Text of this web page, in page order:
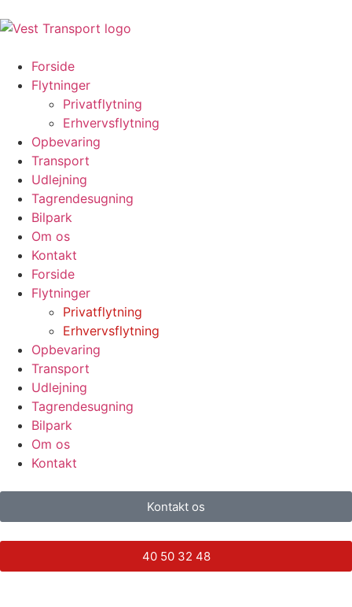
Forside
Flytninger
Privatflytning
Erhvervsflytning
Opbevaring
Transport
Udlejning
Tagrendesugning
Bilpark
Om os
Kontakt
Forside
Flytninger
Privatflytning
Erhvervsflytning
Opbevaring
Transport
Udlejning
Tagrendesugning
Bilpark
Om os
Kontakt
Kontakt os
40 50 32 48